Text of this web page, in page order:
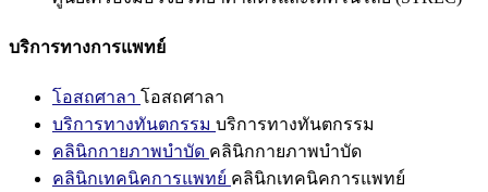
บริการทางการแพทย์
โอสถศาลา โอสถศาลา
บริการทางทันตกรรม บริการทางทันตกรรม
คลินิกกายภาพบำบัด คลินิกกายภาพบำบัด
คลินิกเทคนิคการแพทย์ คลินิกเทคนิคการแพทย์